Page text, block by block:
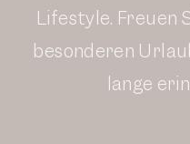
Lifestyle. Freuen
besonderen
lange